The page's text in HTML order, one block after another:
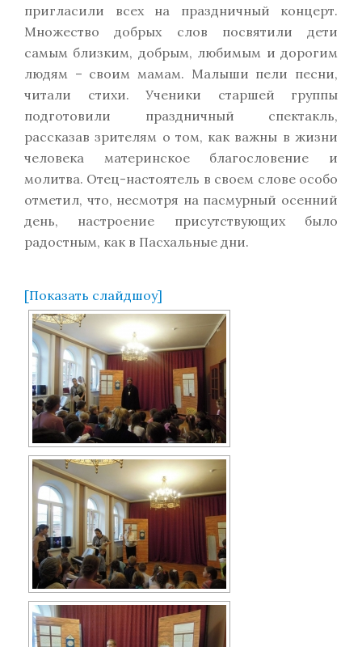
пригласили всех на праздничный концерт.
Множество добрых слов посвятили дети
самым близким, добрым, любимым и дорогим
людям – своим мамам. Малыши пели песни,
читали стихи. Ученики старшей группы
подготовили праздничный спектакль,
рассказав зрителям о том, как важны в жизни
человека материнское благословение и
молитва. Отец-настоятель в своем слове особо
отметил, что, несмотря на пасмурный осенний
день, настроение присутствующих было
радостным, как в Пасхальные дни.
[Показать слайдшоу]